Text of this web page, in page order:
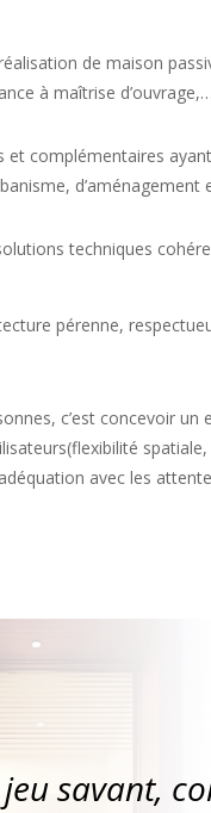
de maison
à maîtrise d’ouvrage,…
complémentaires
d’aménagement
techniques
pérenne,
c’est concevoir
avec les
jeu savant,